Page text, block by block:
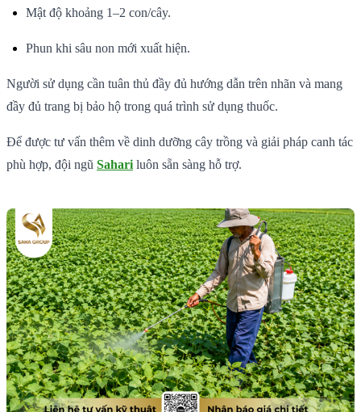
Mật độ khoảng 1–2 con/cây.
Phun khi sâu non mới xuất hiện.
Người sử dụng cần tuân thủ đầy đủ hướng dẫn trên nhãn và mang
đầy đủ trang bị bảo hộ trong quá trình sử dụng thuốc.
Để được tư vấn thêm về dinh dưỡng cây trồng và giải pháp canh tác
phù hợp, đội ngũ Sahari luôn sẵn sàng hỗ trợ.